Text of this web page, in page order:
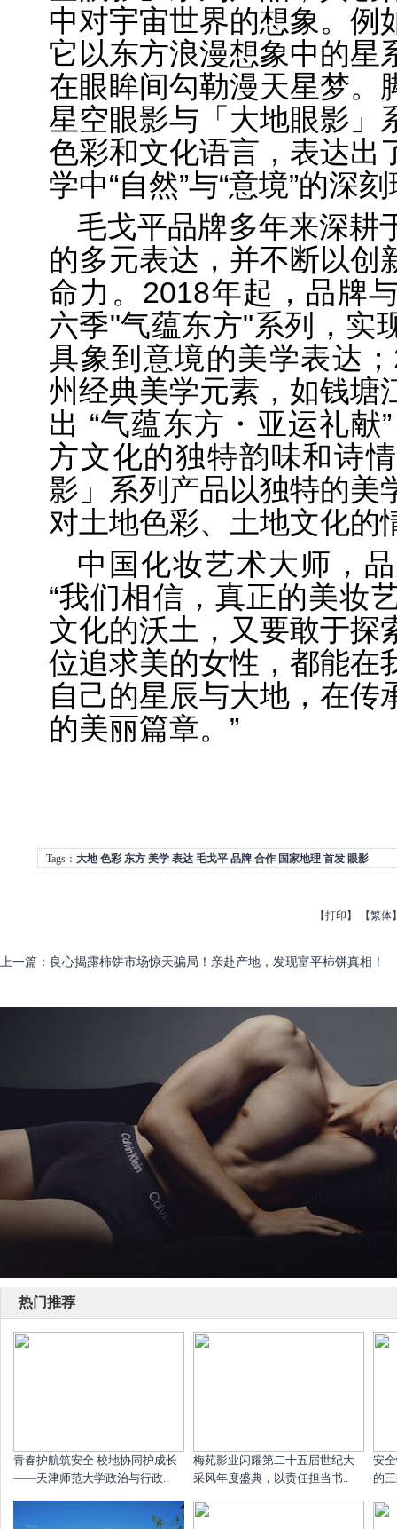
中对宇宙世界的想象。例
它以东方浪漫想象中的星
在眼眸间勾勒漫天星梦。
星空眼影与「大地眼影」
色彩和文化语言，表达出
学中“自然”与“意境”的深
毛戈平品牌多年来深耕
的多元表达，并不断以创
命力。2018年起，品牌
六季"气蕴东方"系列，实
具象到意境的美学表达
州经典美学元素，如钱塘
出 “气蕴东方 ・ 亚运礼献
方文化的独特韵味和诗
影」系列产品以独特的美
对土地色彩、土地文化的
中国化妆艺术大师，
“我们相信，真正的美妆
文化的沃土，又要敢于探
位追求美的女性，都能在
自己的星辰与大地，在传
的美丽篇章。”
Tags： 大地 色彩 东方 美学 表达 毛戈平 品牌 合作 国家地理 首发 眼影
【打印 】 【繁体
上一篇 ： 良心揭露柿饼市场惊天骗局！亲赴产地，发现富平柿饼真相！
热门推荐
青春护航筑安全 校地协同护成长
——天津师范大学政治与行政..
梅苑影业闪耀第二十五届世纪大
采风年度盛典，以责任担当书..
安
的